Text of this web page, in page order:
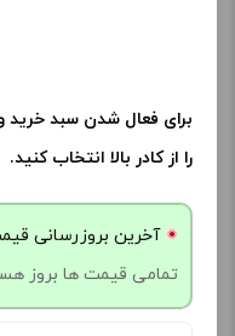
برای فعال شدن سبد
را از کادر بالا انتخاب کنید.
آخرین بروزرسانی قیمت: 13
تمامی قیمت ها بروز